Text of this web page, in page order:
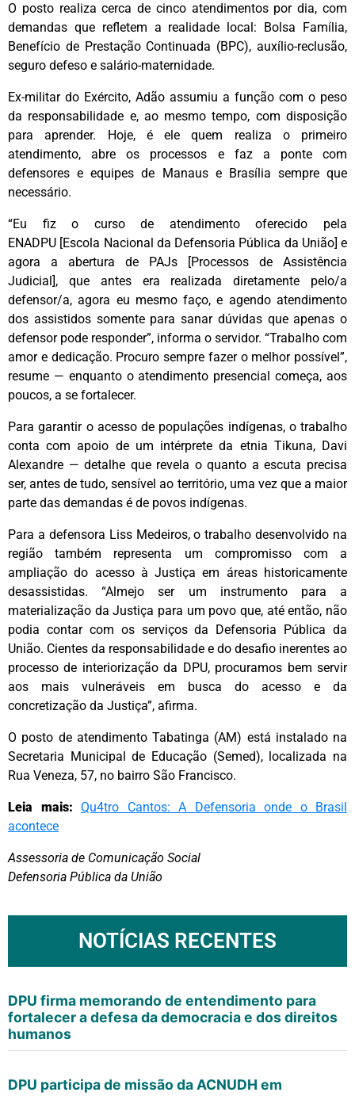
O posto realiza cerca de cinco atendimentos por dia, com
demandas que refletem a realidade local: Bolsa Família,
Benefício de Prestação Continuada (BPC), auxílio-reclusão,
seguro defeso e salário-maternidade.
Ex-militar do Exército, Adão assumiu a função com o peso
da responsabilidade e, ao mesmo tempo, com disposição
para aprender. Hoje, é ele quem realiza o primeiro
atendimento, abre os processos e faz a ponte com
defensores e equipes de Manaus e Brasília sempre que
necessário.
“Eu fiz o curso de atendimento oferecido pela
ENADPU [Escola Nacional da Defensoria Pública da União] e
agora a abertura de PAJs
[Processos de Assistência
Judicial], que antes era realizada diretamente pelo/a
defensor/a, agora eu mesmo faço, e agendo atendimento
dos assistidos somente para sanar dúvidas que apenas o
defensor pode responder”, informa o servidor. “Trabalho com
amor e dedicação. Procuro sempre fazer o melhor possível”,
resume — enquanto o atendimento presencial começa, aos
poucos, a se fortalecer.
Para garantir o acesso de populações indígenas, o trabalho
conta com apoio de um intérprete da etnia Tikuna, Davi
Alexandre — detalhe que revela o quanto a escuta precisa
ser, antes de tudo, sensível ao território, uma vez que a maior
parte das demandas é de povos indígenas.
Para a defensora Liss Medeiros, o trabalho desenvolvido na
região também representa um compromisso com a
ampliação do acesso à Justiça em áreas historicamente
desassistidas. “Almejo ser um instrumento para a
materialização da Justiça para um povo que, até então, não
podia contar com os serviços da Defensoria Pública da
União. Cientes da responsabilidade e do desafio inerentes ao
processo de interiorização da DPU, procuramos bem servir
aos mais vulneráveis em busca do acesso e da
concretização da Justiça”, afirma.
O posto de atendimento Tabatinga (AM) está instalado na
Secretaria Municipal de Educação (Semed), localizada na
Rua Veneza, 57, no bairro São Francisco.
Leia mais: Qu4tro Cantos: A Defensoria onde o Brasil
acontece
Assessoria de Comunicação Social
Defensoria Pública da União
NOTÍCIAS RECENTES
DPU firma memorando de entendimento para
fortalecer a defesa da democracia e dos direitos
humanos
DPU participa de missão da ACNUDH em